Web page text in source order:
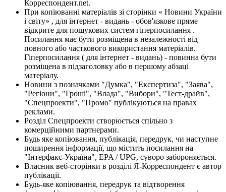
Корреспондент.net.
При копіюванні матеріалів зі сторінки « Новини України
і світу» , для інтернет - видань - обов'язкове пряме
відкрите для пошукових систем гіперпосилання .
Посилання має бути розміщена в незалежності від
повного або часткового використання матеріалів.
Гіперпосилання ( для інтернет - видань) - повинна бути
розміщена в підзаголовку або в першому абзаці
матеріалу.
Новини з позначками "Думка", "Експертиза", "Заява",
"Регіони", "Гроші", "Влада", "Вибори", "Тест-драйв",
"Спецпроекти", "Промо" публікуються на правах
реклами.
Розділ Спецпроекти створюється спільно з
комерційними партнерами.
Будь яке копіювання, публікація, передрук, чи наступне
поширення інформації, що містить посилання на
"Інтерфакс-Україна", EPA / UPG, суворо забороняється.
Власник веб-сторінки в розділі Я-Корреспондент є автор
публікації.
Будь-яке копіювання, передрук та відтворення